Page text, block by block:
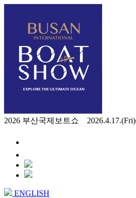
2026 부산국제보트쇼
ENGLISH